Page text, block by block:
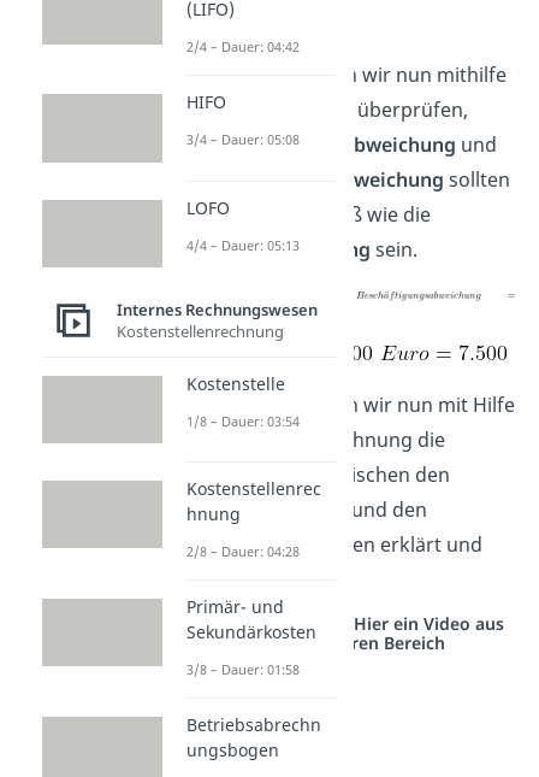
verantwortlich ist.
Das Ganze können wir nun mithilfe
einer Gegenprobe überprüfen,
dennVerbrauchsabweichung und
Beschäftigungsabweichung sollten
zusammen so groß wie die
Gesamtabweichung sein.
Letztendlich haben wir nun mit Hilfe
der Plankostenrechnung die
Abweichungen zwischen den
geplanten Kosten und den
tatsächlichen Kosten erklärt und
Studyflix vernetzt: Hier ein Video aus
einem anderen Bereich
(LIFO)
2/4 – Dauer: 04:42
HIFO
3/4 – Dauer: 05:08
LOFO
4/4 – Dauer: 05:13
Internes Rechnungswesen
Kostenstellenrechnung
Kostenstelle
1/8 – Dauer: 03:54
Kostenstellenrec
hnung
2/8 – Dauer: 04:28
Primär- und
Sekundärkosten
3/8 – Dauer: 01:58
Betriebsabrechn
ungsbogen